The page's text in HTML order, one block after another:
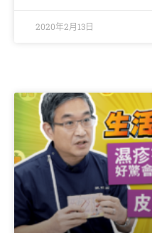
2020年2月13日